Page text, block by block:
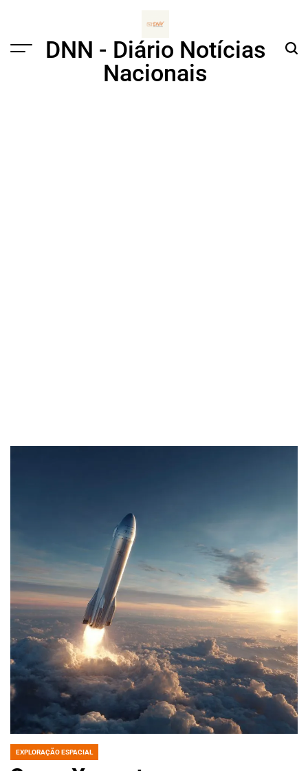
Menu
DNN - Diário Notícias
Nacionais
POSTED
EXPLORAÇÃO ESPACIAL